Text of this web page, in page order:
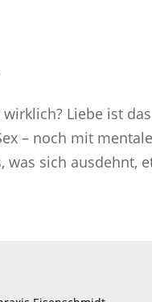
Liebe ist
– noch mit
sich ausdehnt,